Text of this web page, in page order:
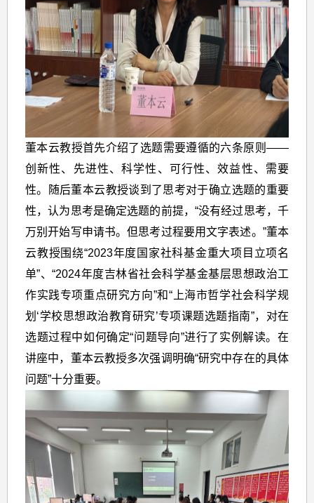
董本云教授首先介绍了选题需要遵循的六条原则——
创新性、先进性、科学性、可行性、效益性、需要
性。随后董本云教授谈到了思考对于确立选题的重要
性，认为思考是确定选题的前提，“没有经过思考，千
万别开始写申请书。但思考过程要用文字表述。”董本
云教授围绕“2023年度国家社科基金重大项目立项名
单”、“2024年度吉林省社会科学基金基层思想政治工
作实践专项重点研究方向”和“上海市哲学社会科学规
划‘学校思想政治教育研究’专项课题选题指南”，对在
选题过程中如何确定“问题导向”进行了实例解读。在
讲座中，董本云教授多次强调明确“研究中存在的具体
问题”十分重要。